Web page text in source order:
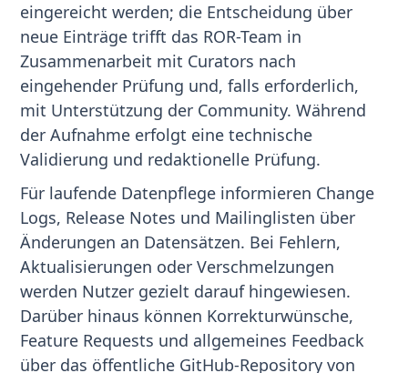
eingereicht werden; die Entscheidung über
neue Einträge trifft das ROR-Team in
Zusammenarbeit mit Curators nach
eingehender Prüfung und, falls erforderlich,
mit Unterstützung der Community. Während
der Aufnahme erfolgt eine technische
Validierung und redaktionelle Prüfung.
Für laufende Datenpflege informieren Change
Logs, Release Notes und Mailinglisten über
Änderungen an Datensätzen. Bei Fehlern,
Aktualisierungen oder Verschmelzungen
werden Nutzer gezielt darauf hingewiesen.
Darüber hinaus können Korrekturwünsche,
Feature Requests und allgemeines Feedback
über das öffentliche GitHub-Repository von